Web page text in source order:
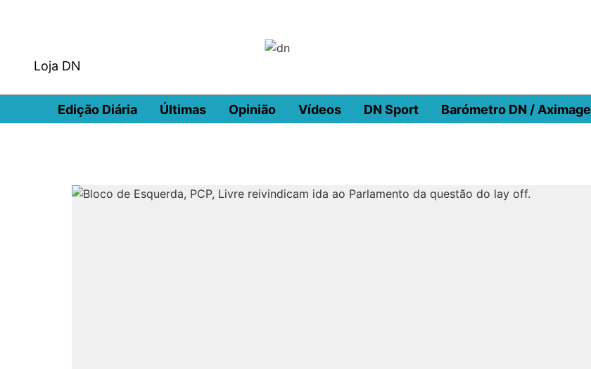
Loja DN
Edição Diária Últimas Opinião Vídeos DN Sport Barómetro DN / Aximage